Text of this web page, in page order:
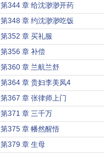
第344 章 给沈渺渺开药
第348 章 约沈渺渺吃饭
第352 章 买礼服
第356 章 补偿
第360 章 兰航兰舒
第364 章 贵妇李美凤4
第367 章 张律师上门
第371 章 三千万
第375 章 幡然醒悟
第379 章 生母